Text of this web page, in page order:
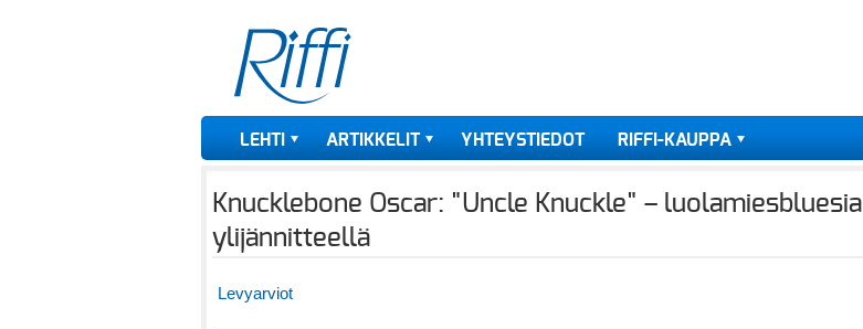
LEHTI ARTIKKELIT YHTEYSTIEDOT RIFFI-KAUPPA
Knucklebone Oscar: "Uncle Knuckle" – luolamiesbluesia
ylijännitteellä
Levyarviot